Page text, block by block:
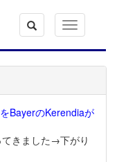
Toggle
navigation
BayerのKerendiaが
てきました→下がり